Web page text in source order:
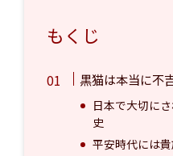
もくじ
黒猫は本当に不
日本で大切に
史
平安時代には